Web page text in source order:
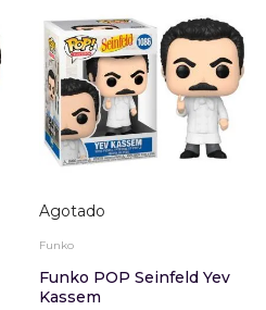
Agotado
Funko
Funko POP Seinfeld Yev
Kassem